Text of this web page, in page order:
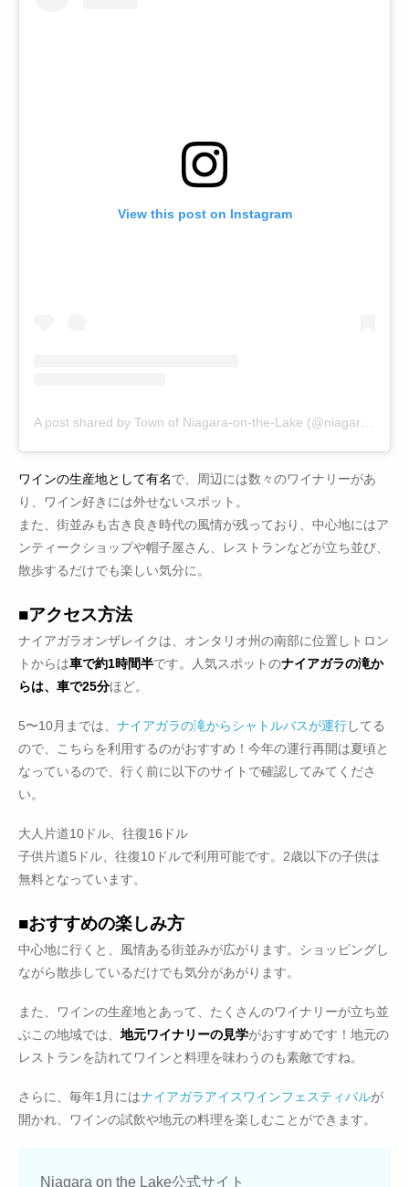
View this post on Instagram
ワインの生産地として有名で、周辺には数々のワイナリーがあ
り、ワイン好きには外せないスポット。
また、街並みも古き良き時代の風情が残っており、中心地にはア
ンティークショップや帽子屋さん、レストランなどが立ち並び、
散歩するだけでも楽しい気分に。
■アクセス方法
ナイアガラオンザレイクは、オンタリオ州の南部に位置しトロン
トからは車で約1時間半です。人気スポットのナイアガラの滝か
らは、車で25分ほど。
5〜10月までは、 ナイアガラの滝からシャトルバスが運行してる
ので、こちらを利用するのがおすすめ！今年の運行再開は夏頃と
なっているので、行く前に以下のサイトで確認してみてくださ
い。
大人片道10ドル、往復16ドル
子供片道5ドル、往復10ドルで利用可能です。2歳以下の子供は
無料となっています。
■おすすめの楽しみ方
中心地に行くと、風情ある街並みが広がります。ショッピングし
ながら散歩しているだけでも気分があがります。
また、ワインの生産地とあって、たくさんのワイナリーが立ち並
ぶこの地域では、 地元ワイナリーの見学がおすすめです！地元の
レストランを訪れてワインと料理を味わうのも素敵ですね。
さらに、毎年1月にはナイアガラアイスワインフェスティバルが
開かれ、ワインの試飲や地元の料理を楽しむことができます。
Niagara on the Lake公式サイト